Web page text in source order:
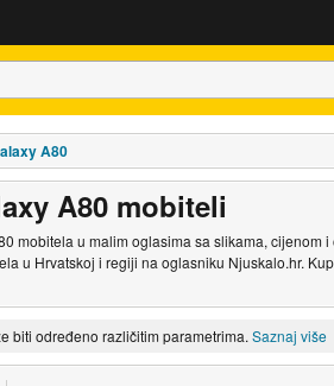
A80
A80 mobiteli
mobitela u malim oglasima sa slikama, cijenom
u Hrvatskoj i regiji na oglasniku Njuskalo.hr.
biti određeno različitim parametrima. Saznaj više